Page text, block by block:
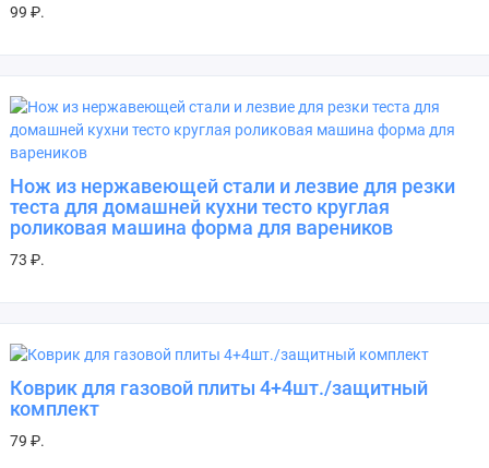
99 ₽.
Нож из нержавеющей стали и лезвие для резки
теста для домашней кухни тесто круглая
роликовая машина форма для вареников
73 ₽.
Коврик для газовой плиты 4+4шт./защитный
комплект
79 ₽.